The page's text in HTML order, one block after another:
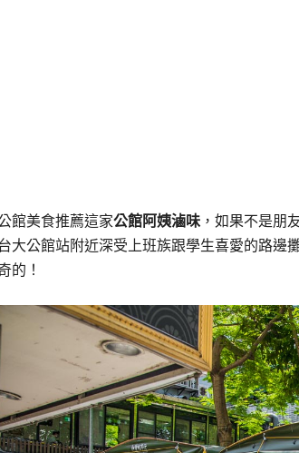
館美食推薦這家公館阿姨滷味 ，如果不是朋
大公館站附近深受上班族跟學生喜愛的路邊
的！